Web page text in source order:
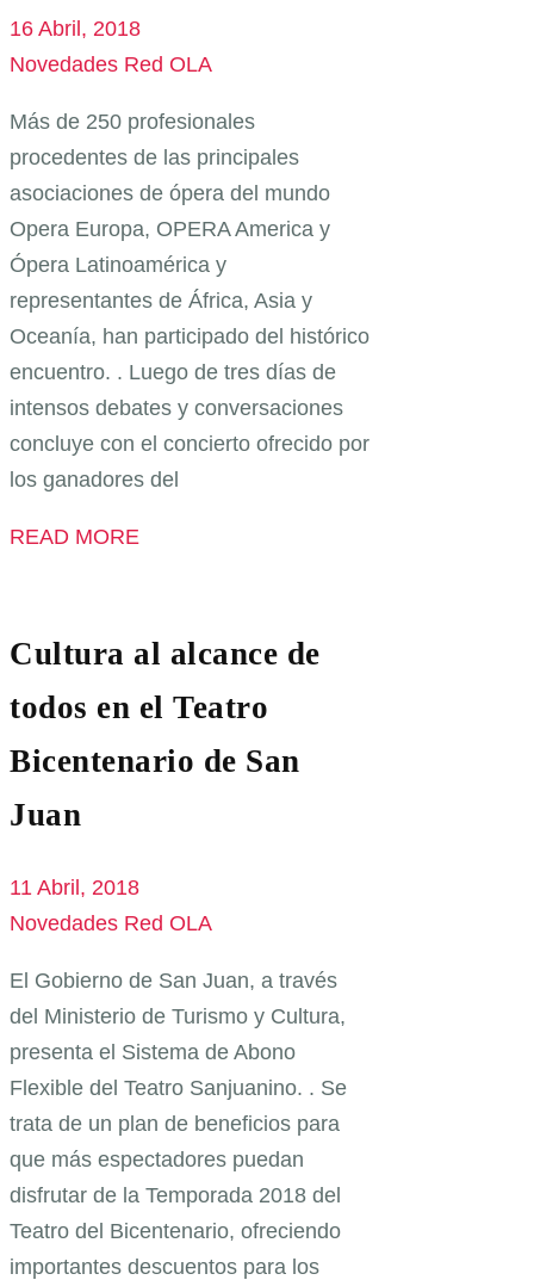
16 Abril, 2018
Novedades Red OLA
Más de 250 profesionales
procedentes de las principales
asociaciones de ópera del mundo
Opera Europa, OPERA America y
Ópera Latinoamérica y
representantes de África, Asia y
Oceanía, han participado del histórico
encuentro. . Luego de tres días de
intensos debates y conversaciones
concluye con el concierto ofrecido por
los ganadores del
READ MORE
Cultura al alcance de
todos en el Teatro
Bicentenario de San
Juan
11 Abril, 2018
Novedades Red OLA
El Gobierno de San Juan, a través
del Ministerio de Turismo y Cultura,
presenta el Sistema de Abono
Flexible del Teatro Sanjuanino. . Se
trata de un plan de beneficios para
que más espectadores puedan
disfrutar de la Temporada 2018 del
Teatro del Bicentenario, ofreciendo
importantes descuentos para los